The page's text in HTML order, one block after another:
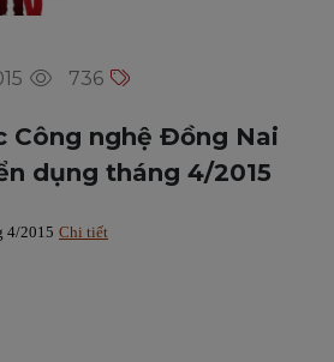
736
Công nghệ Đồng Nai
dụng tháng 4/2015
4/2015 Chi tiết